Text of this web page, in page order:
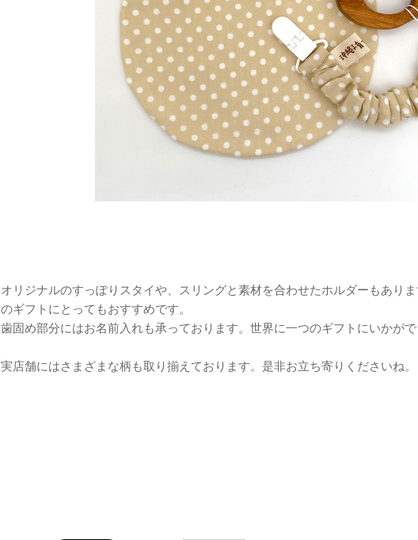
オリジナルのすっぽりスタイや、スリングと素材を合わせたホルダーもあり
のギフトにとってもおすすめです。
歯固め部分にはお名前入れも承っております。世界に一つのギフトにいかがで
実店舗にはさまざまな柄も取り揃えております。是非お立ち寄りくださいね。